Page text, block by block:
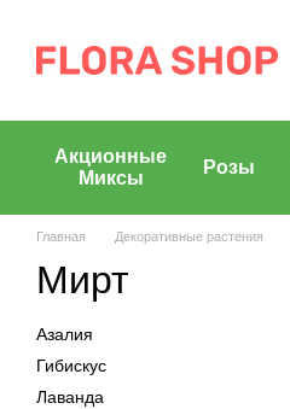
Акционные
Миксы
Розы
Главная Декоративные растения
Мирт
Азалия
Гибискус
Лаванда